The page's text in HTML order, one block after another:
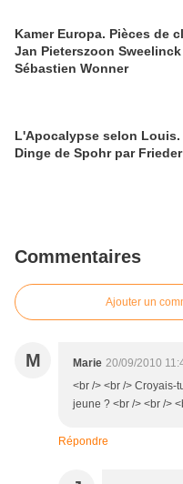
Kamer Europa. Pièces de
Jan Pieterszoon
Sébastien Wonner
L'Apocalypse selon Louis.
Dinge de Spohr par
Commentaires
Ajouter un
M Marie 20/09/2010
<br /> <br /> Croyais-
jeune ? <br /> <br />
Répondre